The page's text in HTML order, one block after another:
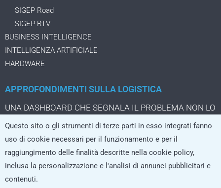
SIGEP Road
SIGEP RTV
BUSINESS INTELLIGENCE
INTELLIGENZA ARTIFICIALE
HARDWARE
APPROFONDIMENTI SULLA LOGISTICA
UNA DASHBOARD CHE SEGNALA IL PROBLEMA NON LO
IL PACCO DA TRE EURO CHE CAMBIA LA LOGISTICA
DELL’ECOMMERCE
LA LOGISTICA CRESCE SOLO SE I SISTEMI REGGONO
L’AI che non si limita a rispondere, ma agisce nei processi
Questo sito o gli strumenti di terze parti in esso integrati fanno
uso di cookie necessari per il funzionamento e per il
raggiungimento delle finalità descritte nella cookie policy,
inclusa la personalizzazione e l'analisi di annunci pubblicitari e
contenuti.